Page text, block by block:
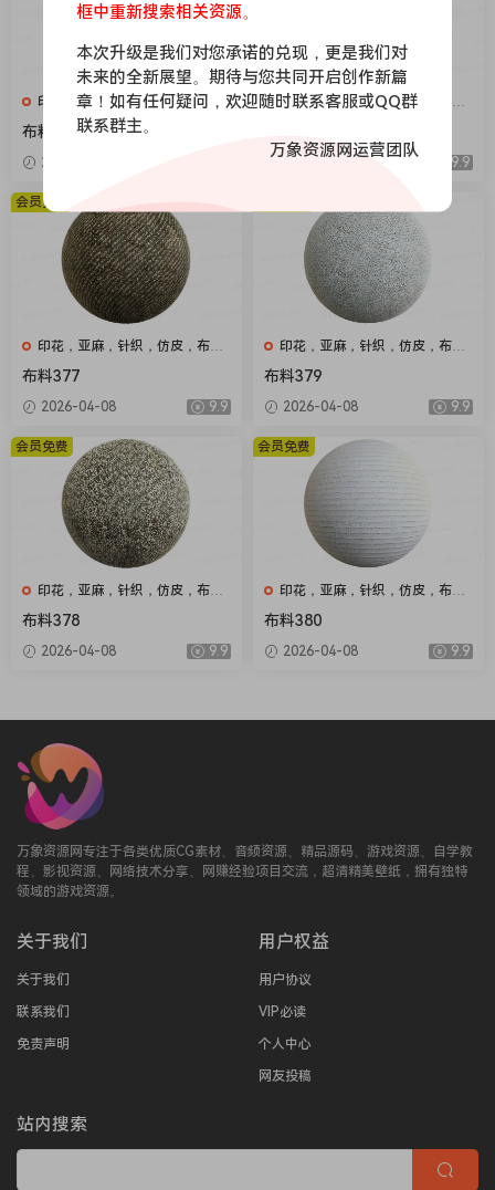
印花，亚麻，针织，仿皮，布
匹，家纺，绒布
布料376
2026-04-08
印花，亚麻，针织，仿皮，布
9.9
印花，亚麻，针织，仿皮，布
匹，家纺，绒布
布料377
2026-04-08 9.9
会员免费
印花，亚麻，针织，仿皮，布
匹，家纺，绒布
布料379
2026-04-08 9.9
印花，亚麻，针织，仿皮，布
匹，家纺，绒布
布料378
2026-04-08 9.9
会员免费
印花，亚麻，针织，仿皮，布
匹，家纺，绒布
布料380
2026-04-08 9.9
会员免费
万象资源网专注于各类优质CG素材、音频资源、精品源码、游戏资源、自学教
程、影视资源、网络技术分享、网赚经验项目交流，超清精美壁纸，拥有独特
领域的游戏资源。
关于我们
关于我们
联系我们
免责声明
用户权益
用户协议
VIP必读
个人中心
网友投稿
站内搜索
框中重新搜索相关资源。
本次升级是我们对您承诺的兑现，更是我们对
未来的全新展望。期待与您共同开启创作新篇
章！如有任何疑问，欢迎随时联系客服或QQ群
联系群主。
万象资源网运营团队